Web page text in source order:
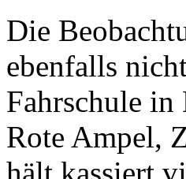
Die
ebenfalls
Fahrschule in
Rote Ampel,
hält kassiert